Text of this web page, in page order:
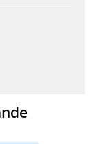
webbplats,